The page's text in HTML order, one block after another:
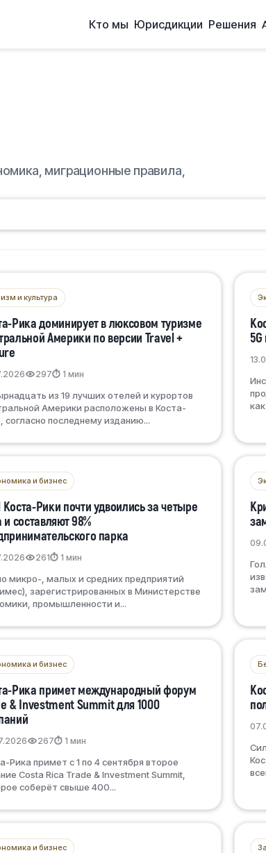
Кто мы Юрисдикции Решения
миграционные правила,
и культура
Рика доминирует в люксовом туризме
Америки по версии Travel +
297⏱ 1 мин
из 19 лучших отелей и курортов
Америки расположены в Коста-
согласно последнему изданию...
и бизнес
Рики почти удвоились за четыре
и составляют 98%
парка
261⏱ 1 мин
микро-, малых и средних предприятий
зарегистрированных в Министерстве
промышленности и...
и бизнес
Рика примет международный форум
& Investment Summit для 1000
267⏱ 1 мин
Рика примет с 1 по 4 сентября второе
Costa Rica Trade & Investment Summit,
соберёт свыше 400...
и бизнес